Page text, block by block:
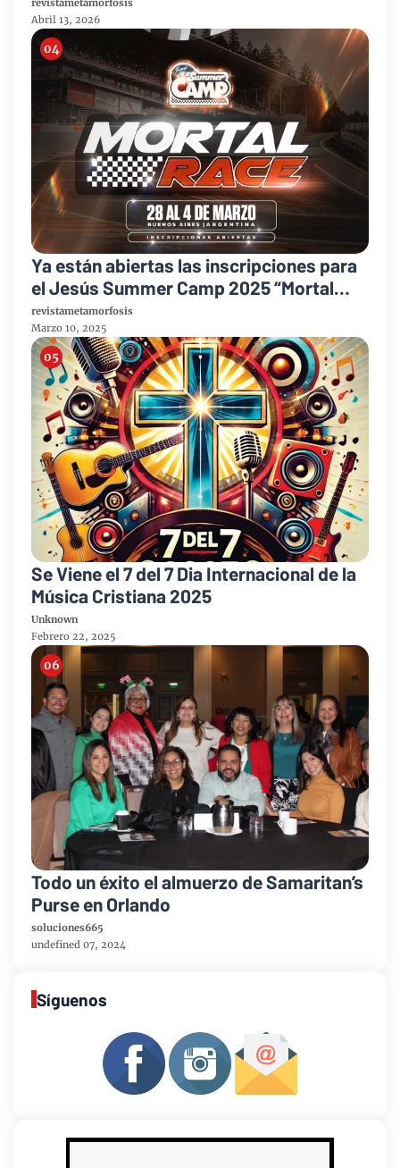
Abril 13, 2026
Ya están abiertas las inscripciones para
el Jesús Summer Camp 2025 “Mortal
Race”
revistametamorfosis
Marzo 10, 2025
Se Viene el 7 del 7 Dia Internacional de la
Música Cristiana 2025
Unknown
Febrero 22, 2025
Todo un éxito el almuerzo de Samaritan’s
Purse en Orlando
soluciones665
undefined 07, 2024
Síguenos